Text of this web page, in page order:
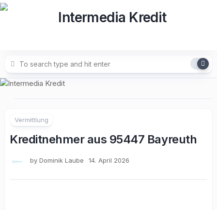
Skip
Vermittlung
Kreditnehmer aus 95447 Bayreuth
by Dominik Laube 14. April 2026